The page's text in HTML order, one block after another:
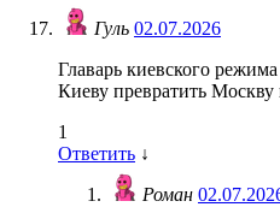
Гуль 02.07.2026
Главарь киевского
Киеву превратить Москву
1
Ответить ↓
Роман